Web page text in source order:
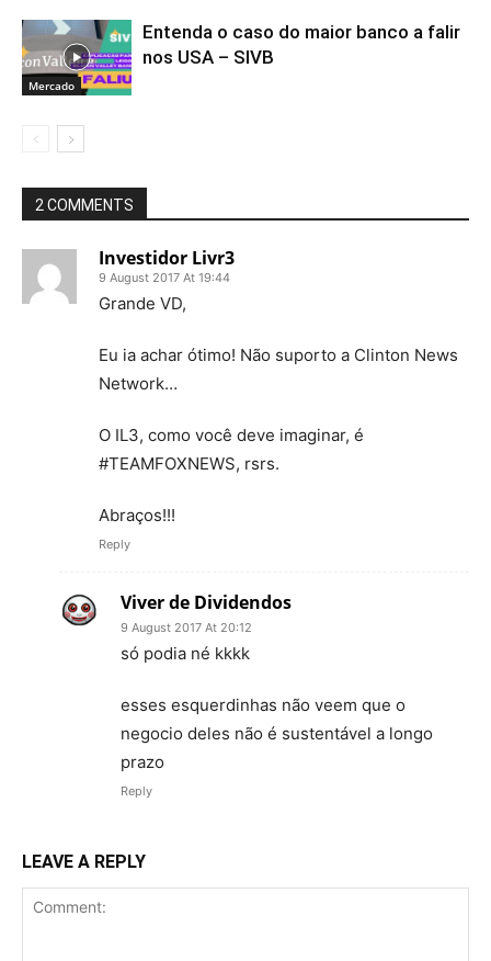
Mercado
Entenda o caso do maior banco a falir
nos USA – SIVB
2 COMMENTS
Investidor Livr3
9 August 2017 At 19:44
Grande VD,
Eu ia achar ótimo! Não suporto a Clinton News
Network…
O IL3, como você deve imaginar, é
#TEAMFOXNEWS, rsrs.
Abraços!!!
Reply
Viver de Dividendos
9 August 2017 At 20:12
só podia né kkkk
esses esquerdinhas não veem que o
negocio deles não é sustentável a longo
prazo
Reply
LEAVE A REPLY